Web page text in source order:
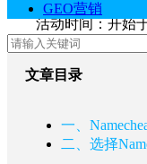
GEO营销
活动时间：开始
文章目录
一、
二、选择